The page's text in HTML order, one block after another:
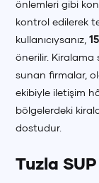
önlemleri gibi
kontrol edilerek
kullanıcıysanız,
önerilir.
sunan firmalar,
ekibiyle iletişim
bölgelerdeki
dostudur.
Tuzla